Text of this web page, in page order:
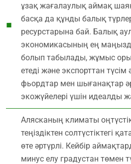
ұзақ жағалаулық аймақ
басқа да құнды балық
ресурстарына бай. Балық
экономикасының ең
болып табылады, жұмыс
етеді және экспорттан түсім
фьордтар мен шығанақтар
экожүйелері үшін идеалды
Алясканың климаты
теңіздіктен солтүстіктегі
өте әртүрлі. Кейбір
минус елу градустан төмен